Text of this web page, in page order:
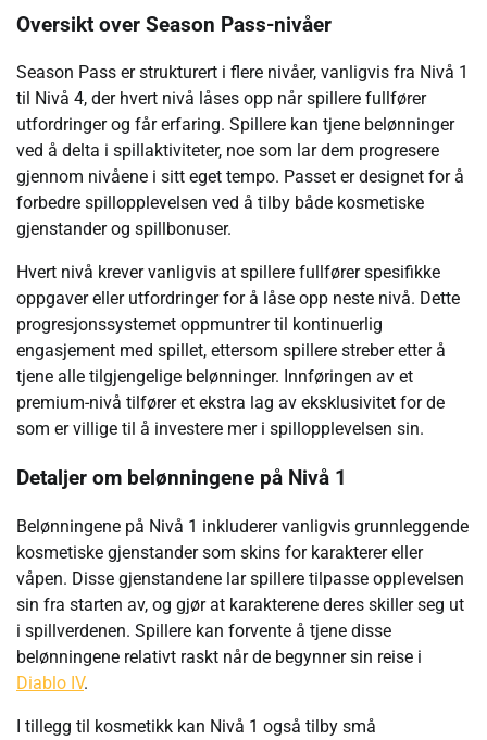
Oversikt over Season Pass-nivåer
Season Pass er strukturert i flere nivåer, vanligvis fra Nivå 1
til Nivå 4, der hvert nivå låses opp når spillere fullfører
utfordringer og får erfaring. Spillere kan tjene belønninger
ved å delta i spillaktiviteter, noe som lar dem progresere
gjennom nivåene i sitt eget tempo. Passet er designet for å
forbedre spillopplevelsen ved å tilby både kosmetiske
gjenstander og spillbonuser.
Hvert nivå krever vanligvis at spillere fullfører spesifikke
oppgaver eller utfordringer for å låse opp neste nivå. Dette
progresjonssystemet oppmuntrer til kontinuerlig
engasjement med spillet, ettersom spillere streber etter å
tjene alle tilgjengelige belønninger. Innføringen av et
premium-nivå tilfører et ekstra lag av eksklusivitet for de
som er villige til å investere mer i spillopplevelsen sin.
Detaljer om belønningene på Nivå 1
Belønningene på Nivå 1 inkluderer vanligvis grunnleggende
kosmetiske gjenstander som skins for karakterer eller
våpen. Disse gjenstandene lar spillere tilpasse opplevelsen
sin fra starten av, og gjør at karakterene deres skiller seg ut
i spillverdenen. Spillere kan forvente å tjene disse
belønningene relativt raskt når de begynner sin reise i
Diablo IV.
I tillegg til kosmetikk kan Nivå 1 også tilby små